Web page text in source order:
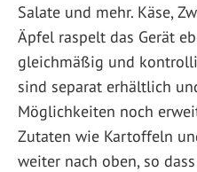
Salate und mehr. Käse,
Äpfel raspelt das Gerät
gleichmäßig und
sind separat erhältlich
Möglichkeiten noch
Zutaten wie Kartoffeln
weiter nach oben, so